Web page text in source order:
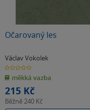
Očarovaný les
Václav Vokolek
0.0
z
5
hvězdiček
měkká vazba
215 Kč
Běžně 240 Kč